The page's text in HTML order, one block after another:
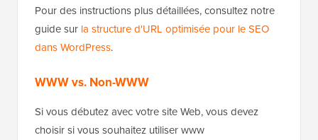
Pour des instructions plus détaillées, consultez notre
guide sur la structure d'URL optimisée pour le SEO
dans WordPress.
WWW vs. Non-WWW
Si vous débutez avec votre site Web, vous devez
choisir si vous souhaitez utiliser www